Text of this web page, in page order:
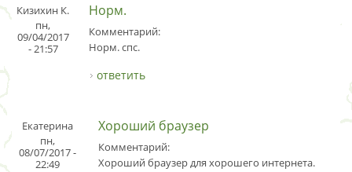
Кизихин К.
пн,
09/04/2017
- 21:57
Норм.
Комментарий:
Норм. спс.
ответить
Екатерина
пн,
08/07/2017 -
22:49
Хороший браузер
Комментарий:
Хороший браузер для хорошего интернета.